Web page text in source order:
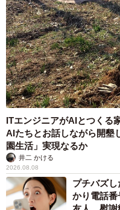
ITエンジニアがAIとつく
AIたちとお話しながら開
園生活」実現なるか
井二 かける
2026.08.08
プチバズ
かり電話番